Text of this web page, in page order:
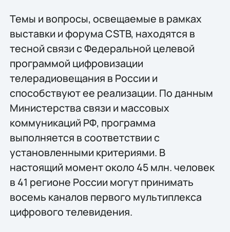
Темы и вопросы, освещаемые в рамках
выставки и форума CSTB, находятся в
тесной связи с Федеральной целевой
программой цифровизации
телерадиовещания в России и
способствуют ее реализации. По данным
Министерства связи и массовых
коммуникаций РФ, программа
выполняется в соответствии с
установленными критериями. В
настоящий момент около 45 млн. человек
в 41 регионе России могут принимать
восемь каналов первого мультиплекса
цифрового телевидения.